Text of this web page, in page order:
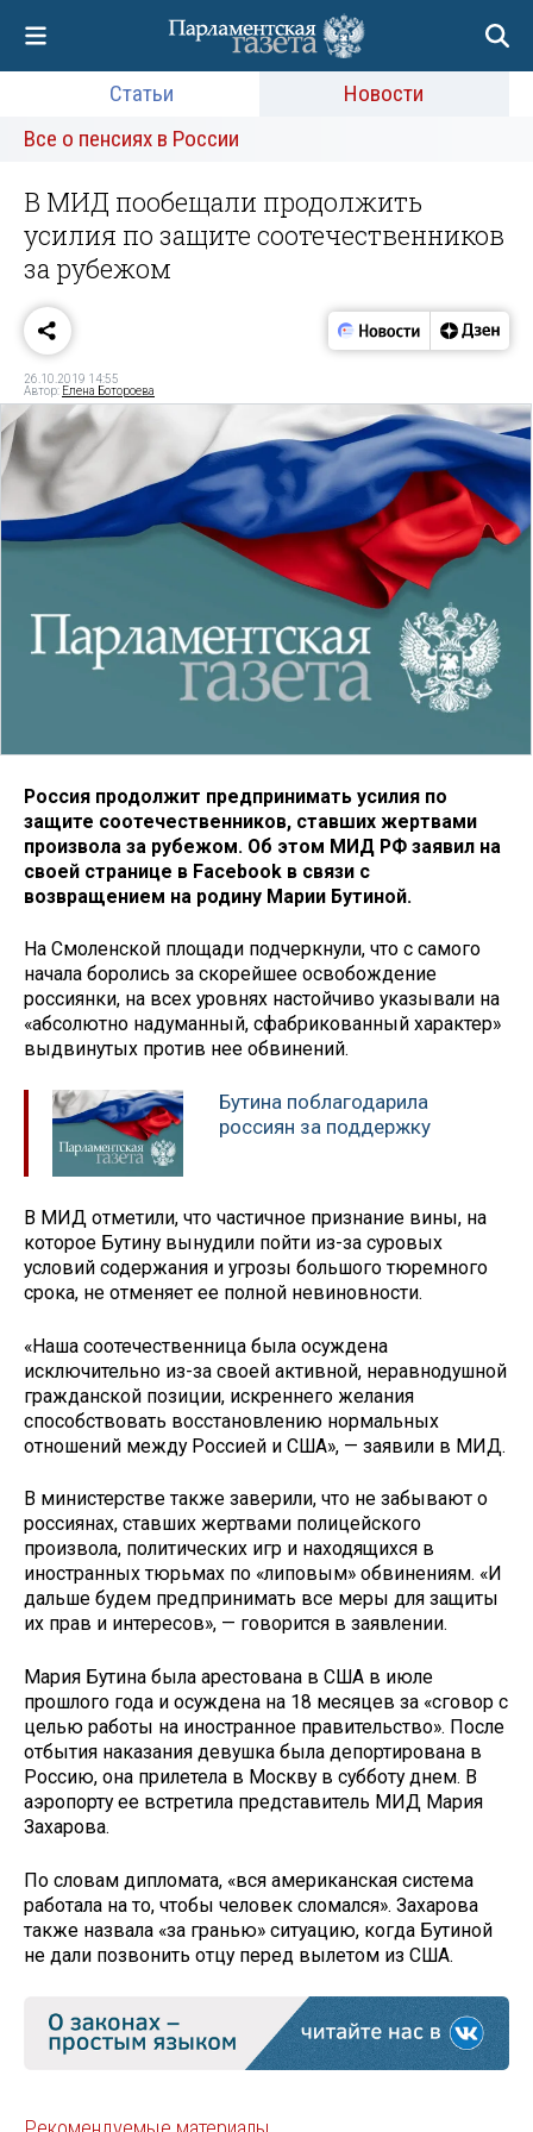
Статьи
Новости
Все о пенсиях в России
В МИД пообещали продолжить
усилия по защите соотечественников
за рубежом
26.10.2019 14:55
Автор: Елена Ботороева
Россия продолжит предпринимать усилия по
защите соотечественников, ставших жертвами
произвола за рубежом. Об этом МИД РФ заявил на
своей странице в Facebook в связи с
возвращением на родину Марии Бутиной.
На Смоленской площади подчеркнули, что с самого
начала боролись за скорейшее освобождение
россиянки, на всех уровнях настойчиво указывали на
«абсолютно надуманный, сфабрикованный характер»
выдвинутых против нее обвинений.
Бутина поблагодарила
россиян за поддержку
В МИД отметили, что частичное признание вины, на
которое Бутину вынудили пойти из-за суровых
условий содержания и угрозы большого тюремного
срока, не отменяет ее полной невиновности.
«Наша соотечественница была осуждена
исключительно из-за своей активной, неравнодушной
гражданской позиции, искреннего желания
способствовать восстановлению нормальных
отношений между Россией и США», — заявили в МИД.
В министерстве также заверили, что не забывают о
россиянах, ставших жертвами полицейского
произвола, политических игр и находящихся в
иностранных тюрьмах по «липовым» обвинениям. «И
дальше будем предпринимать все меры для защиты
их прав и интересов», — говорится в заявлении.
Мария Бутина была арестована в США в июле
прошлого года и осуждена на 18 месяцев за «сговор с
целью работы на иностранное правительство». После
отбытия наказания девушка была депортирована в
Россию, она прилетела в Москву в субботу днем. В
аэропорту ее встретила представитель МИД Мария
Захарова.
По словам дипломата, «вся американская система
работала на то, чтобы человек сломался». Захарова
также назвала «за гранью» ситуацию, когда Бутиной
не дали позвонить отцу перед вылетом из США.